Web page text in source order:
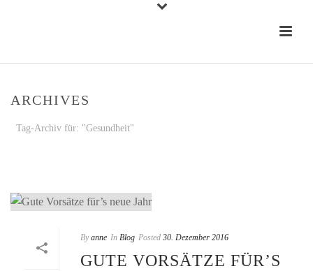
ARCHIVES
Tag-Archiv für: "Gesundheit"
By anne In Blog Posted 30. Dezember 2016
GUTE VORSÄTZE FÜR’S